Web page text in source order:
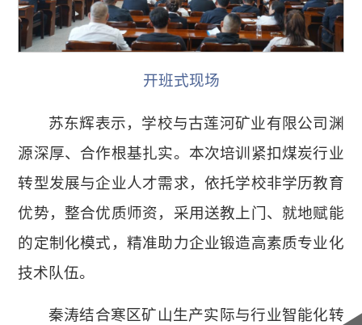
开班式现场
苏东辉表示，学校与古莲河矿业有限公司渊
源深厚、合作根基扎实。本次培训紧扣煤炭行业
转型发展与企业人才需求，依托学校非学历教育
优势，整合优质师资，采用送教上门、就地赋能
的定制化模式，精准助力企业锻造高素质专业化
技术队伍。
秦涛结合寒区矿山生产实际与行业智能化转